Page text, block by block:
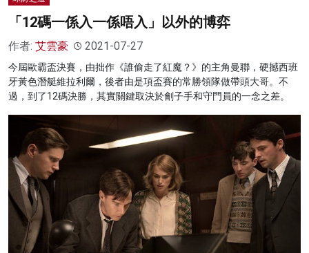
「12碼一係入一係唔入」以外的博弈
作者: 艾雲豪 2021-07-27
今屆歐霸盃決賽，由拙作《誰偷走了紅魔？》的主角曼聯，硬撼西班
牙黃色潛艇維拉利爾，後者由是項盃賽的常勝領隊做帶頭大哥。不
過，到了12碼決勝，其實關鍵取決於劊子手和守門員的一念之差。